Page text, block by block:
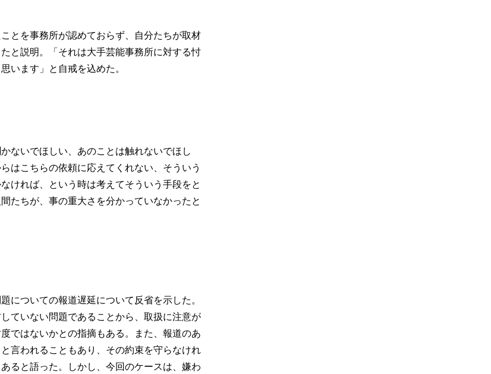
とを事務所が認めておらず、自分たちが取材
と説明。「それは大手芸能事務所に対する忖
います」と自戒を込めた。
ないでほしい、あのことは触れないでほし
はこちらの依頼に応えてくれない、そういう
ければ、という時は考えてそういう手段をと
たちが、事の重大さを分かっていなかったと
についての報道遅延について反省を示した。
ていない問題であることから、取扱に注意が
ではないかとの指摘もある。また、報道のあ
言われることもあり、その約束を守らなけれ
ると語った。しかし、今回のケースは、嫌わ